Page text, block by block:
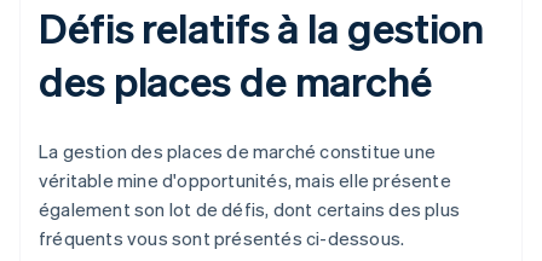
Défis relatifs à la gestion
des places de marché
La gestion des places de marché constitue une
véritable mine d'opportunités, mais elle présente
également son lot de défis, dont certains des plus
fréquents vous sont présentés ci-dessous.